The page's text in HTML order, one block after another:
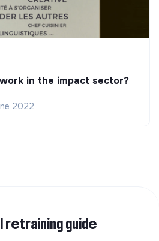
in the impact sector?
2022
guide